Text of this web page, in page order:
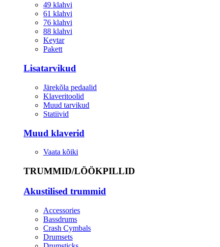
49 klahvi
61 klahvi
76 klahvi
88 klahvi
Keytar
Pakett
Lisatarvikud
Järekõla pedaalid
Klaveritoolid
Muud tarvikud
Statiivid
Muud klaverid
Vaata kõiki
TRUMMID/LÖÖKPILLID
Akustilised trummid
Accessories
Bassdrums
Crash Cymbals
Drumsets